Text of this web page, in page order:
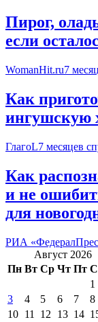
Пирог,
если
WomanHit.ru7
Как
ингушскую
ГлагоL7 месяцев
Как
и не
для
РИА
Август 2026
Пн Вт Ср Чт Пт
1
3
4 5 6 7 8
10 11 12 13 14